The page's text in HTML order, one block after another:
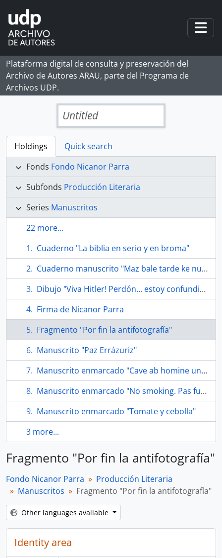
Skip to main content
Plataforma digital de consulta y preservación del
Archivo de Autores ARAU, parte del Programa de
Archivos UDP.
Untitled
Holdings
Quick search
Fonds Fondo Nicanor Parra
Subfonds Producción Literaria
Series Manuscritos
22 more...
Cuaderno "La biblia en serio y en broma"
Cuaderno manuscrito "Maz bale tarde ke nunka" por Neftalí Reyez ex-Nicanor Parra
Dibujo "Viva Hitler! Perdón... estoy confundido"
Firma de Nicanor Parra
Fragmento "Por fin la antifotografía"
Manuscrito "Paz Errázuriz"
Manuscrito enmarcado "Cave ab homine unius libri"
Manuscrito enmarcado "No smoking. Pas fumer"
Manuscrito enmarcado "Tomate y cebolla"
3 more...
Fragmento "Por fin la antifotografía"
Fondo Nicanor Parra
Producción Literaria
Manuscritos
Fragmento "Por fin la antifotografía"
Other languages available
Identity area